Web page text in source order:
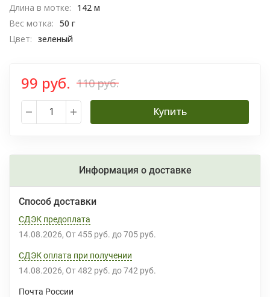
Длина в мотке:
142 м
Вес мотка: 50 г
Цвет: зеленый
99 руб. 110 руб.
Купить
Информация о доставке
Способ доставки
СДЭК предоплата
14.08.2026 От 455 руб. до 705 руб.
СДЭК оплата при получении
14.08.2026 От 482 руб. до 742 руб.
Почта России